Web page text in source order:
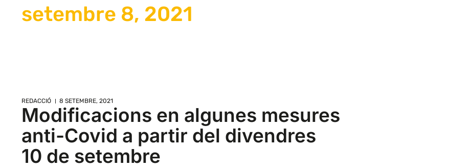
setembre 8, 2021
REDACCIÓ 8 SETEMBRE, 2021
Modificacions en algunes mesures
anti-Covid a partir del divendres
10 de setembre